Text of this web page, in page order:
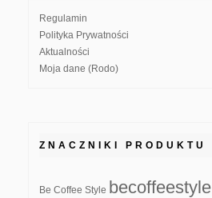
Regulamin
Polityka Prywatności
Aktualności
Moja dane (Rodo)
ZNACZNIKI PRODUKTU
Be Coffee Style becoffeestyle